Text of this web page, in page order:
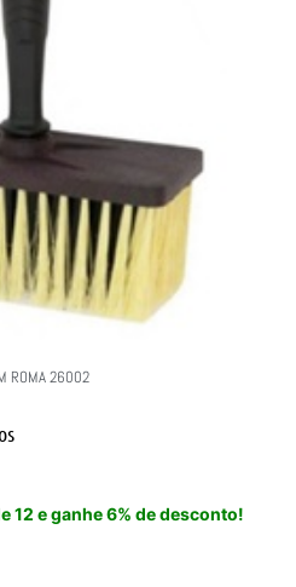
ROMA 26002
12 e ganhe 6% de desconto!